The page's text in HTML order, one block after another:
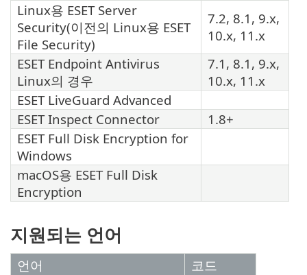
Linux용 ESET Server
Security(이전의 Linux용 ESET
File Security)
7.2, 8.1, 9.x,
10.x, 11.x
ESET Endpoint Antivirus
Linux의 경우
7.1, 8.1, 9.x,
10.x, 11.x
ESET LiveGuard Advanced
ESET Inspect Connector
1.8+
ESET Full Disk Encryption for
Windows
macOS용 ESET Full Disk
Encryption
지원되는 언어
언어
코드